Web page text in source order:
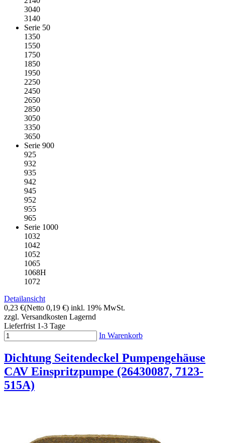
3040
3140
Serie 50
1350
1550
1750
1850
1950
2250
2450
2650
2850
3050
3350
3650
Serie 900
925
932
935
942
945
952
955
965
Serie 1000
1032
1042
1052
1065
1068H
1072
Detailansicht
0,23 €(Netto 0,19 €) inkl. 19% MwSt.
zzgl. Versandkosten Lagernd
Lieferfrist 1-3 Tage
In Warenkorb
Dichtung Seitendeckel Pumpengehäuse
CAV Einspritzpumpe (26430087, 7123-
515A)